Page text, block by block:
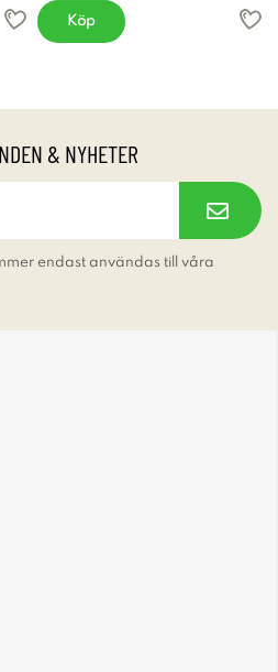
Köp
& NYHETER
endast användas till våra